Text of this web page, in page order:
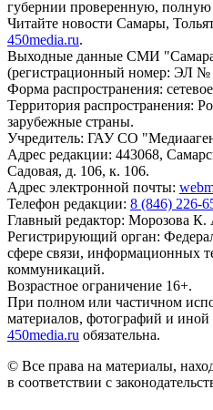
губернии проверенную,
Читайте новости Самары,
450media.ru.
Выходные данные СМИ
(регистрационный номер: ЭЛ №
Форма распространения:
Территория распространения:
зарубежные страны.
Учредитель: ГАУ СО
Адрес редакции: 443068,
Садовая, д. 106, к. 106.
Адрес электронной почты:
Телефон редакции: 8 (846) 226-
Главный редактор: Морозова К.
Регистрирующий орган:
сфере связи, информационных
коммуникаций.
Возрастное ограничение 16+.
При полном или частичном
материалов, фотографий и
450media.ru обязательна.
© Все права на материалы,
в соответствии с